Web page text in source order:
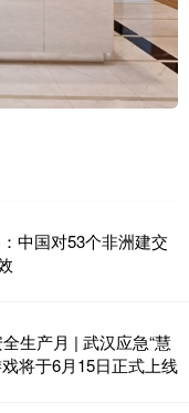
中国对53个非洲建交
生产月 | 武汉应急“慧
将于6月15日正式上线